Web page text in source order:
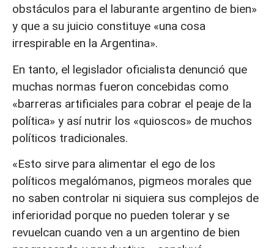
obstáculos para el laburante argentino de bien»
y que a su juicio constituye «una cosa
irrespirable en la Argentina».
En tanto, el legislador oficialista denunció que
muchas normas fueron concebidas como
«barreras artificiales para cobrar el peaje de la
política» y así nutrir los «quioscos» de muchos
políticos tradicionales.
«Esto sirve para alimentar el ego de los
políticos megalómanos, pigmeos morales que
no saben controlar ni siquiera sus complejos de
inferioridad porque no pueden tolerar y se
revuelcan cuando ven a un argentino de bien